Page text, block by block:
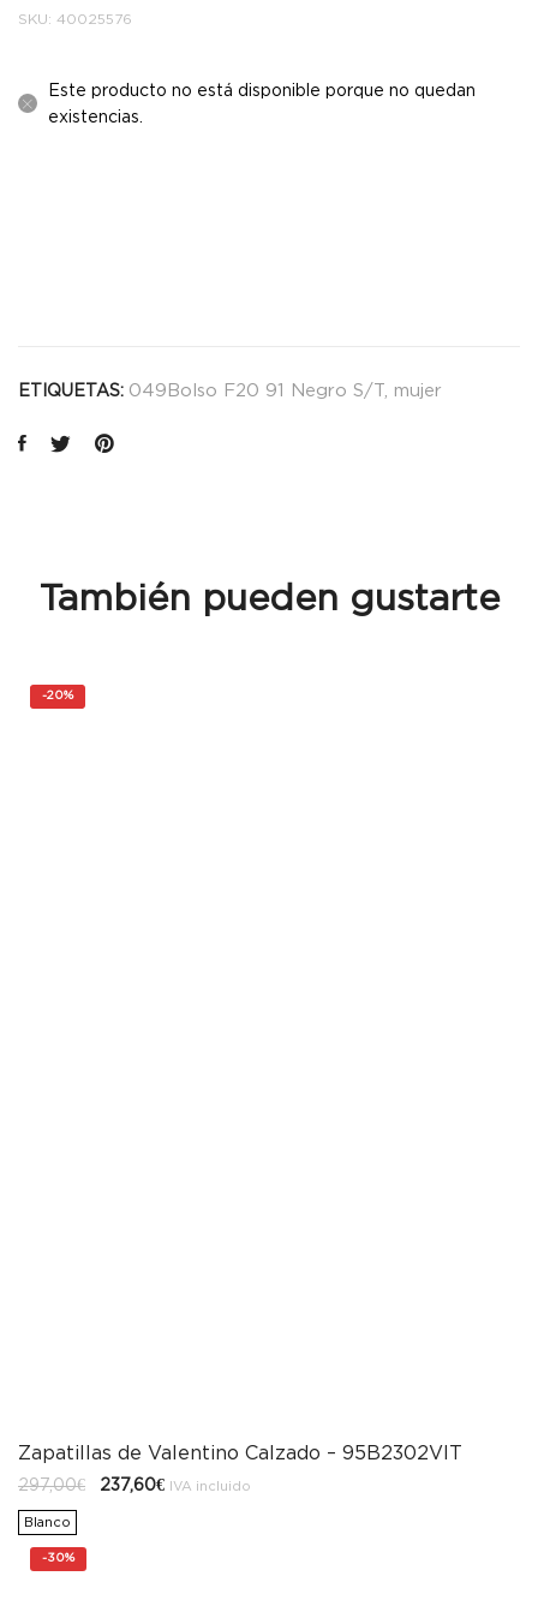
SKU: 40025576
Este producto no está disponible porque no quedan
existencias.
ETIQUETAS: 049Bolso F20 91 Negro S/T mujer
También pueden gustarte
-20%
Zapatillas de Valentino Calzado – 95B2302VIT
297,00€
El237,60€ElIVA incluido
Blanco
-30%